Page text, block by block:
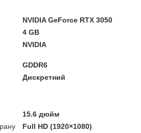
NVIDIA GeForce RTX 3050
4 GB
NVIDIA
GDDR6
Дискретний
15.6 дюйм
Full HD (1920×1080)